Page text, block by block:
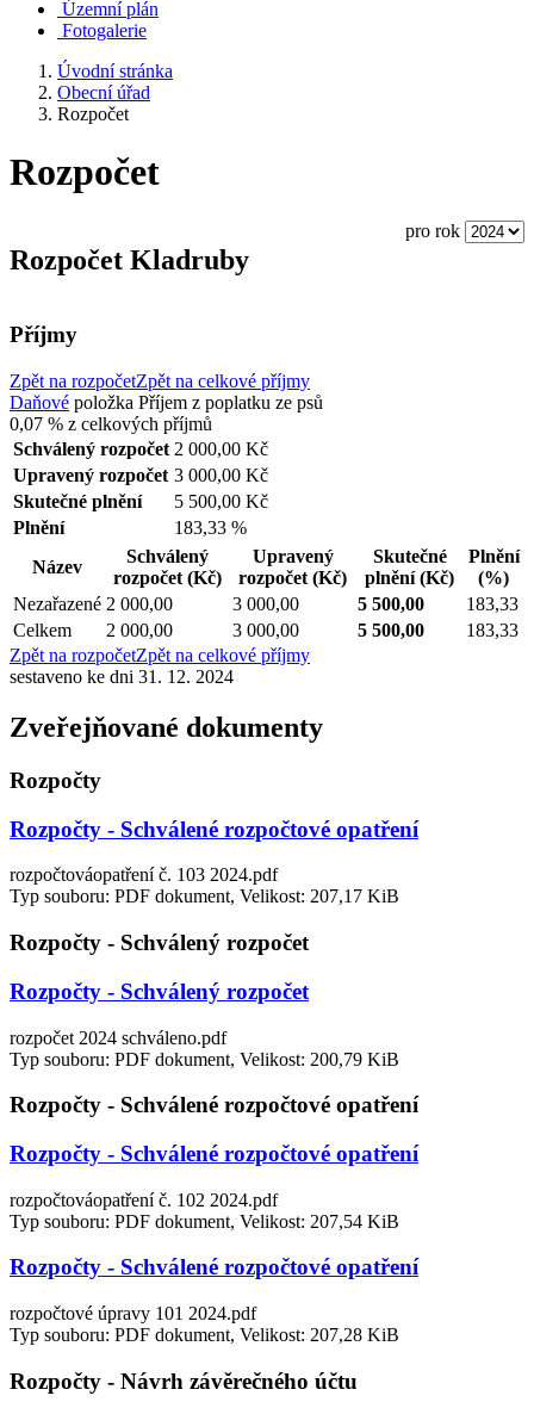
Územní plán
Fotogalerie
Úvodní stránka
Obecní úřad
Rozpočet
Rozpočet
pro rok
Rozpočet Kladruby
Příjmy
Zpět na rozpočetZpět na celkové příjmy
Daňové položka Příjem z poplatku ze psů
0,07 % z celkových příjmů
Schválený rozpočet 2 000,00 Kč
Upravený rozpočet 3 000,00 Kč
Skutečné plnění
5 500,00 Kč
Plnění
183,33 %
Název
Schválený
rozpočet (Kč)
Upravený
rozpočet (Kč)
Skutečné
plnění(Kč)
Plnění
(%)
Nezařazené 2 000,00 3 000,00 5 500,00
183,33
Celkem
2 000,00 3 000,00 5 500,00
183,33
Zpět na rozpočetZpět na celkové příjmy
sestaveno ke dni 31. 12. 2024
Zveřejňované dokumenty
Rozpočty
Rozpočty - Schválené rozpočtové opatření
rozpočtováopatření č. 103 2024.pdf
Typ souboru: PDF dokument, Velikost: 207,17 KiB
Rozpočty - Schválený rozpočet
Rozpočty - Schválený rozpočet
rozpočet 2024 schváleno.pdf
Typ souboru: PDF dokument, Velikost: 200,79 KiB
Rozpočty - Schválené rozpočtové opatření
Rozpočty - Schválené rozpočtové opatření
rozpočtováopatření č. 102 2024.pdf
Typ souboru: PDF dokument, Velikost: 207,54 KiB
Rozpočty - Schválené rozpočtové opatření
rozpočtové úpravy 101 2024.pdf
Typ souboru: PDF dokument, Velikost: 207,28 KiB
Rozpočty - Návrh závěrečného účtu